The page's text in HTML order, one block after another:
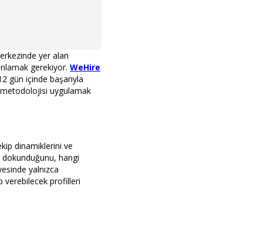
yer alan
gerekiyor. WeHire
gün içinde başarıyla
metodolojisi uygulamak
dinamiklerini ve
dokunduğunu, hangi
yalnızca
verebilecek profilleri